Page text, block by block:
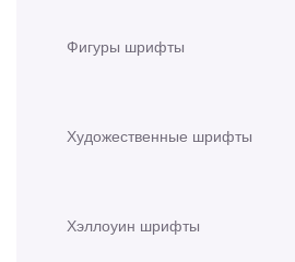
Фигуры шрифты
Художественные шрифты
Хэллоуин шрифты